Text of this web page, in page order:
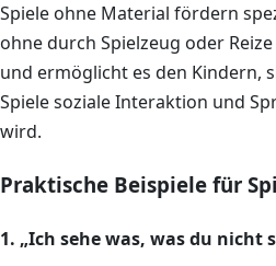
Spiele ohne Material fördern
ohne durch Spielzeug oder
und ermöglicht es den Kindern,
Spiele soziale Interaktion und
wird.
Praktische Beispiele für
1. „Ich sehe was, was du nicht